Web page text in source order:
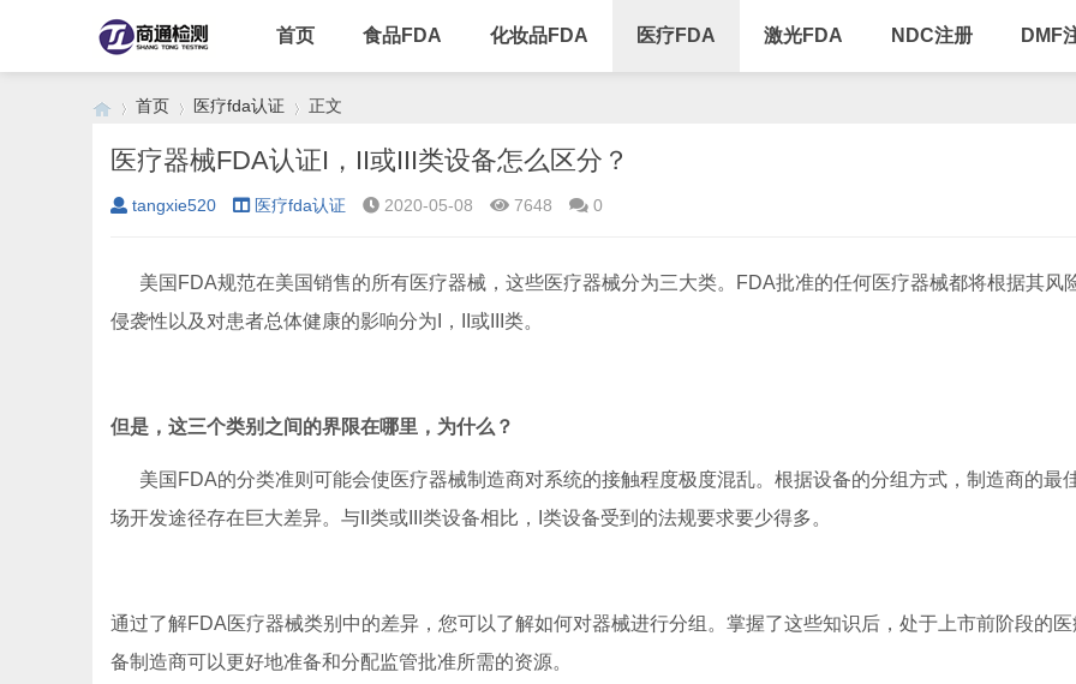
首页 食品FDA 化妆品FDA 医疗FDA 激光FDA NDC注册 DMF
›
首页
›
医疗fda认证
›
正文
医疗器械FDA认证I，II或III类设备怎么区分？
tangxie520 医疗fda认证 2020-05-08 7648 0
美国FDA规范在美国销售的所有医疗器械，这些医疗器械分为三大类。FDA批准的任何医疗器械都将根据其风
侵袭性以及对患者总体健康的影响分为I，II或III类。
但是，这三个类别之间的界限在哪里，为什么？
美国FDA的分类准则可能会使医疗器械制造商对系统的接触程度极度混乱。根据设备的分组方式，制造商的最
场开发途径存在巨大差异。与II类或III类设备相比，I类设备受到的法规要求要少得多。
通过了解FDA医疗器械类别中的差异，您可以了解如何对器械进行分组。掌握了这些知识后，处于上市前阶段的医
备制造商可以更好地准备和分配监管批准所需的资源。